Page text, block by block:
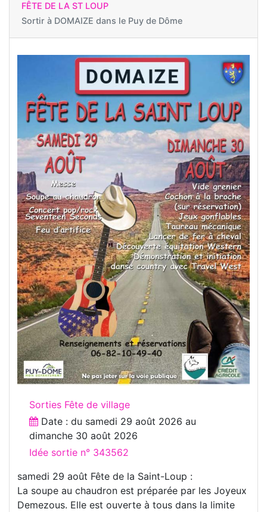
FÊTE DE LA ST LOUP
Sortir à DOMAIZE dans le Puy de Dôme
Sorties Fête de village
Date : du samedi 29 août 2026 au
dimanche 30 août 2026
Idée sortie n° 343562
samedi 29 août Fête de la Saint-Loup :
La soupe au chaudron est préparée par les Joyeux
Demezous. Elle est ouverte à tous dans la limite